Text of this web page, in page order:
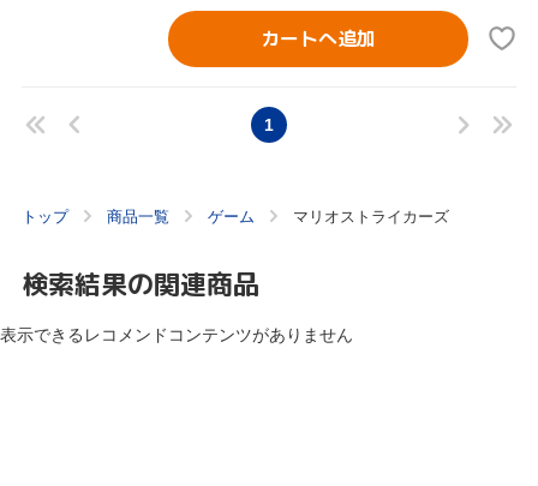
カートへ追加
1
トップ 商品一覧 ゲーム マリオストライカーズ
検索結果の関連商品
表示できるレコメンドコンテンツがありません